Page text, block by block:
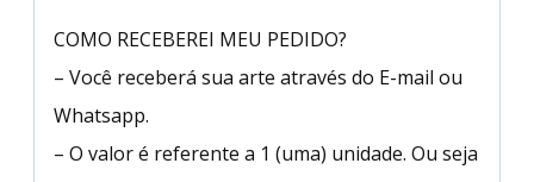
COMO RECEBEREI MEU PEDIDO?
– Você receberá sua arte através do E-mail ou
Whatsapp.
– O valor é referente a 1 (uma) unidade. Ou seja